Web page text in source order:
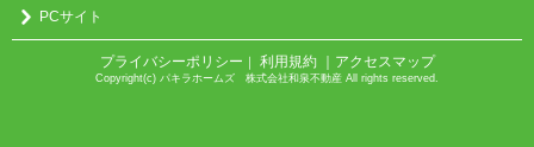
PCサイト
プライバシーポリシー ｜ 利用規約 ｜アクセスマップ
Copyright(c) パキラホームズ 株式会社和泉不動産 All rights reserved.